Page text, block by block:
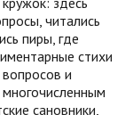
читались
пиры, где
стихи
и
сановники,